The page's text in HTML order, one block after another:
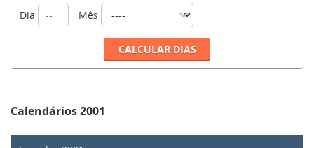
Dia
Mês
Calendários 2001